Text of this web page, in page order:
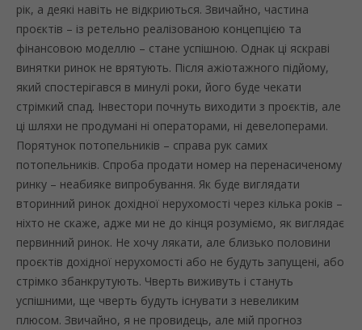
рік, а деякі навіть не відкриються. Звичайно, частина
проєктів – із ретельно реалізованою концепцією та
фінансовою моделлю – стане успішною. Однак ці яскраві
винятки ринок не врятують. Після ажіотажного підйому,
який спостерігався в минулі роки, його буде чекати
стрімкий спад. Інвестори почнуть виходити з проєктів, але
ці шляхи не продумані ні операторами, ні девелоперами.
Порятунок потопельників – справа рук самих
потопельників. Спроба продати номер на перенасиченому
ринку – неабияке випробування. Як буде виглядати
вторинний ринок дохідної нерухомості через кілька років –
ніхто не скаже, адже ми не до кінця розуміємо, як виглядає
первинний ринок. Не хочу лякати, але близько половини
проєктів дохідної нерухомості або не будуть запущені, або
стрімко збанкрутують. Чверть виживуть і стануть
успішними, ще чверть будуть існувати з невеликим
плюсом. Звичайно, я не провидець, але мій прогноз